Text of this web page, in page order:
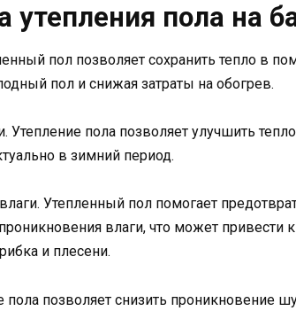
пола на
пол позволяет сохранить тепло в
пол и снижая затраты на обогрев.
Утепление пола позволяет улучшить
в зимний период.
Утепленный пол помогает
влаги, что может привести
и плесени.
пола позволяет снизить проникновение